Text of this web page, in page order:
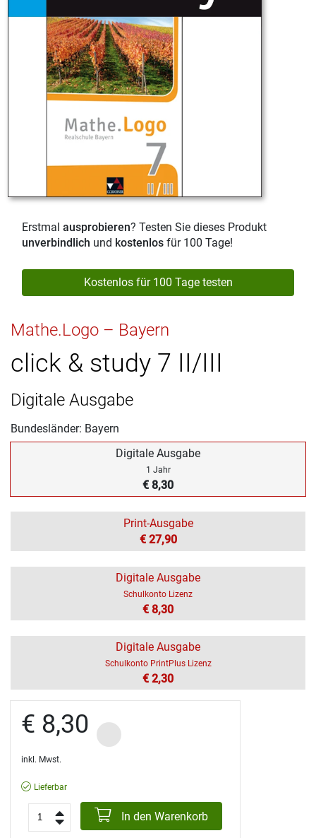
Erstmal ausprobieren? Testen Sie dieses Produkt
unverbindlich und kostenlos für 100 Tage!
Kostenlos für 100 Tage testen
Mathe.Logo – Bayern
click & study 7 II/III
Digitale Ausgabe
Bundesländer: Bayern
Digitale Ausgabe
1 Jahr
€ 8,30
Print-Ausgabe
€ 27,90
Digitale Ausgabe
Schulkonto Lizenz
€ 8,30
Digitale Ausgabe
Schulkonto PrintPlus Lizenz
€ 2,30
€ 8,30
inkl. Mwst.
Lieferbar
In den Warenkorb